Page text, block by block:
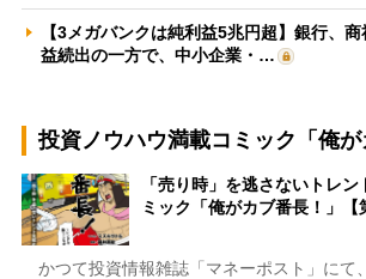
【3メガバンクは純利益5兆円超】銀行、
益続出の一方で、中小企業・…
投資ノウハウ満載コミック「俺が
「売り時」を逃さないトレ
ミック「俺がカブ番長！」【
かつて投資情報雑誌「マネーポスト」にて